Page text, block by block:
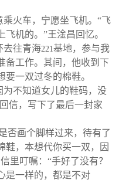
火车，宁愿坐飞机。“飞
机的。”王淦昌回忆。
去往青海221基地，参与我
备工作。其间，他收到下
一双过冬的棉鞋。
不知道女儿的鞋码，没
信，写下了最后一封家
否画个脚样过来，待有了
鞋，本想代你买一双，因
里叮嘱：“手好了没有？
是一样的，都是不对